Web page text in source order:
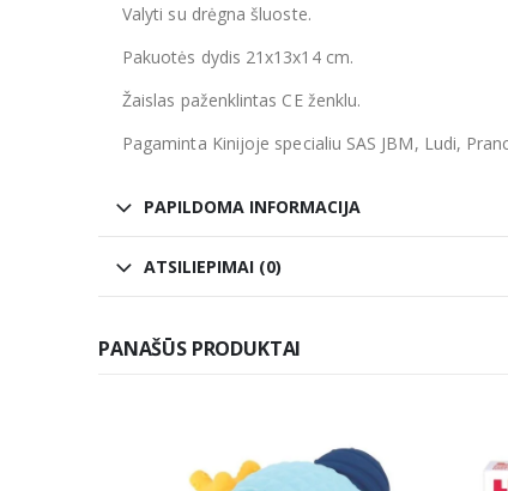
Valyti su drėgna šluoste.
Pakuotės dydis 21x13x14 cm.
Žaislas paženklintas CE ženklu.
Pagaminta Kinijoje specialiu SAS JBM, Ludi,
PAPILDOMA INFORMACIJA
ATSILIEPIMAI (0)
PANAŠŪS PRODUKTAI